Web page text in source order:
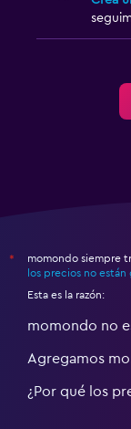
*
momondo siempre
los precios no están
Esta es la razón:
momondo no
Agregamos
¿Por qué los